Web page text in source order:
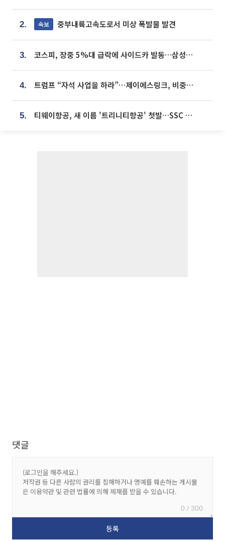
2. 속보 중부내륙고속도로서 미상 폭발물 발견
3. 코스피, 장중 5%대 급락에 사이드카 발동…삼성·SK 동반 폭락
4. 트럼프 “자석 사업을 하라”…제이에스링크, 비중국 영구자석 공급망 구축 속도
5. 티웨이항공, 새 이름 '트리니티항공' 첫발…SSC 전략 본격화
댓글
0 / 300